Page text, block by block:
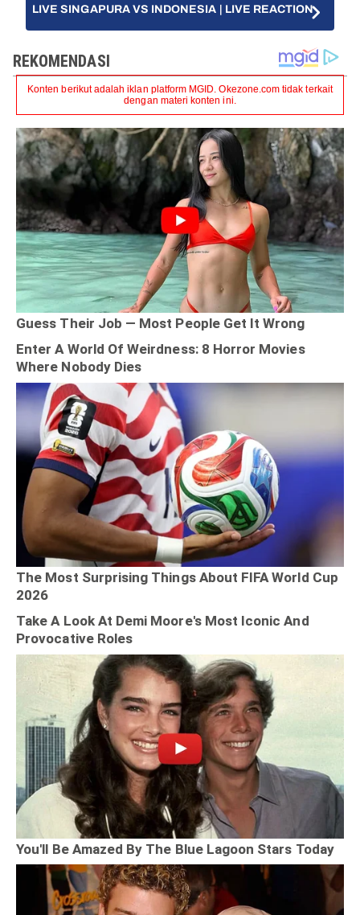
LIVE SINGAPURA VS INDONESIA | LIVE REACTION